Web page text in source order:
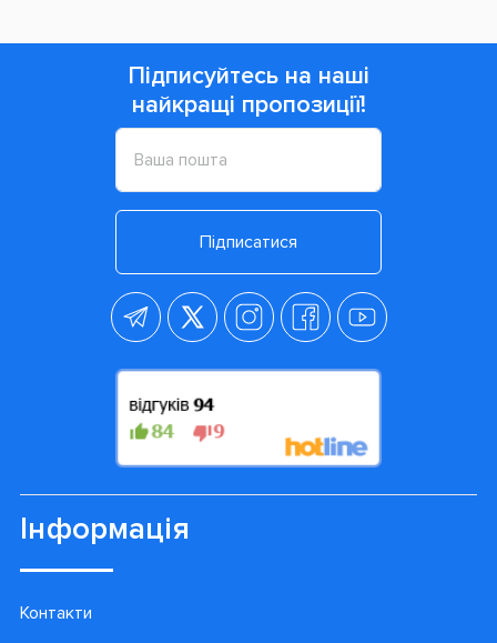
Підписуйтесь на наші
найкращі пропозиції!
Підписатися
Інформація
Контакти